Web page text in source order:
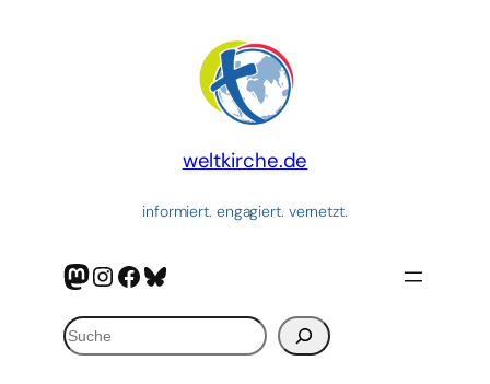
weltkirche.de
informiert. engagiert. vernetzt.
Mastodon
Instagram
Facebook
Bluesky
Suchen